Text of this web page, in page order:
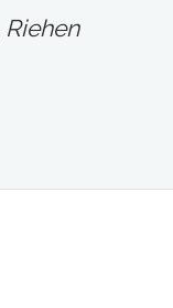
Riehen